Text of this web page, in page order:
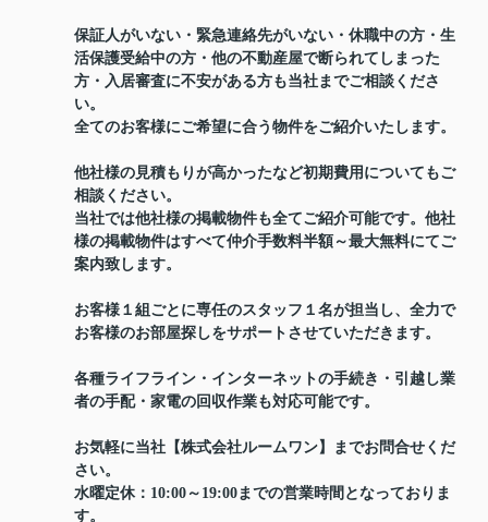
保証人がいない・緊急連絡先がいない・休職中の方・生
活保護受給中の方・他の不動産屋で断られてしまった
方・入居審査に不安がある方も当社までご相談くださ
い。
全てのお客様にご希望に合う物件をご紹介いたします。
他社様の見積もりが高かったなど初期費用についてもご
相談ください。
当社では他社様の掲載物件も全てご紹介可能です。他社
様の掲載物件はすべて仲介手数料半額～最大無料にてご
案内致します。
お客様１組ごとに専任のスタッフ１名が担当し、全力で
お客様のお部屋探しをサポートさせていただきます。
各種ライフライン・インターネットの手続き・引越し業
者の手配・家電の回収作業も対応可能です。
お気軽に当社【株式会社ルームワン】までお問合せくだ
さい。
水曜定休：10:00～19:00までの営業時間となっておりま
す。